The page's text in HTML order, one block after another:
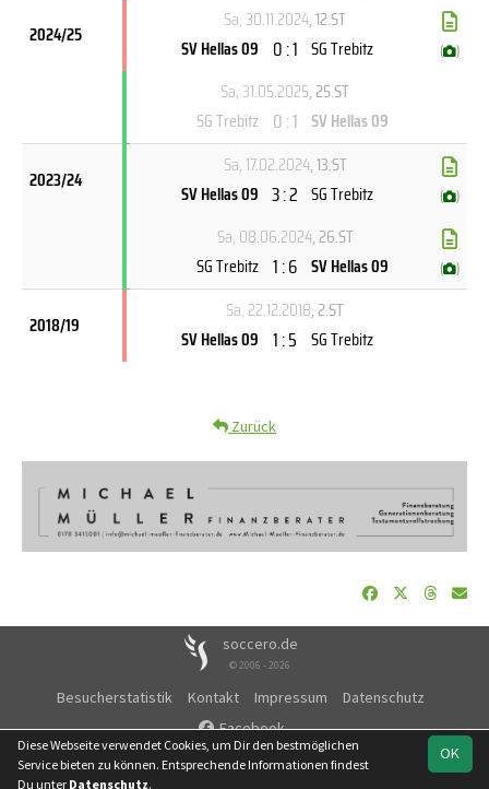
2024/25
Sa, 30.11.2024, 12.ST
SV Hellas 09 0 : 1 SG Trebitz ( )
Sa, 31.05.2025, 25.ST
SG Trebitz 0 : 1 SV Hellas 09
2023/24
Sa, 17.02.2024, 13.ST
SV Hellas 09 3 : 2 SG Trebitz ( )
Sa, 08.06.2024, 26.ST
SG Trebitz 1 : 6 SV Hellas 09 ( )
2018/19
Sa, 22.12.2018, 2.ST
SV Hellas 09 1 : 5 SG Trebitz
Zurück
soccero.de
© 2006 - 2026
Besucherstatistik Kontakt Impressum
Datenschutz
Facebook
OK
Diese Webseite verwendet Cookies, um Dir den bestmöglichen
Service bieten zu können. Entsprechende Informationen findest
Du unter Datenschutz.